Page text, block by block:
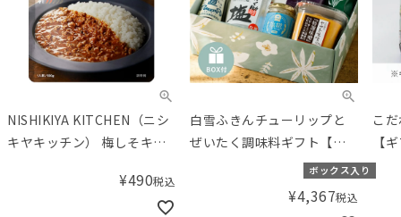
NISHIKIYA KITCHEN（ニシ
キヤキッチン） 梅しそキー
¥490税込
白雪ふきんチューリップと
ぜいたく調味料ギフト【ギ
フトボックス入り】／
Amingオリジナルセット
ボックス入り
¥4,367税込
こ
【